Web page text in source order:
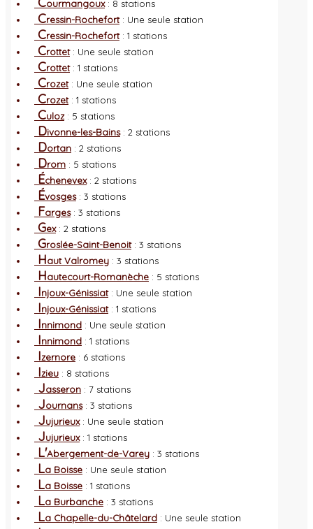
ourmangoux: 8 stations
Cressin-Rochefort: Une seule station
Cressin-Rochefort: 1 stations
Crottet: Une seule station
Crottet: 1 stations
Crozet: Une seule station
Crozet: 1 stations
Culoz: 5 stations
Divonne-les-Bains: 2 stations
Dortan : 2 stations
Drom : 5 stations
Échenevex: 2 stations
Évosges: 3 stations
Farges: 3 stations
Gex: 2 stations
Groslée-Saint-Benoit: 3 stations
Haut Valromey : 3 stations
Hautecourt-Romanèche : 5 stations
Injoux-Génissiat: Une seule station
Injoux-Génissiat: 1 stations
Innimond : Une seule station
Innimond : 1 stations
Izernore : 6 stations
Izieu : 8 stations
Jasseron : 7 stations
Journans: 3 stations
Jujurieux: Une seule station
Jujurieux: 1 stations
L'Abergement-de-Varey : 3 stations
La Boisse : Une seule station
La Boisse : 1 stations
La Burbanche : 3 stations
La Chapelle-du-Châtelard : Une seule station